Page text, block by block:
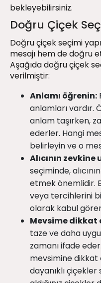
bekleyebilirsiniz.
Doğru Çiçek
Doğru çiçek seçimi
mesajı hem de doğru
Aşağıda doğru çiçek
verilmiştir:
Anlamı öğrenin:
anlamları vardır.
anlam taşırken,
ederler. Hangi
belirleyin ve o
Alıcının
seçiminde,
etmek önemlidir.
veya tercihlerini
olarak kabul
Mevsime dikkat
taze ve daha
zamanı ifade
mevsimine
dayanıklı